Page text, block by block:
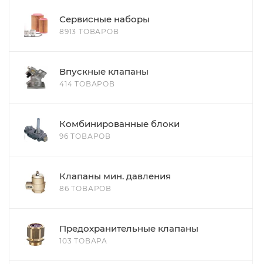
Сервисные наборы
8913 ТОВАРОВ
Впускные клапаны
414 ТОВАРОВ
Комбинированные блоки
96 ТОВАРОВ
Клапаны мин. давления
86 ТОВАРОВ
Предохранительные клапаны
103 ТОВАРА